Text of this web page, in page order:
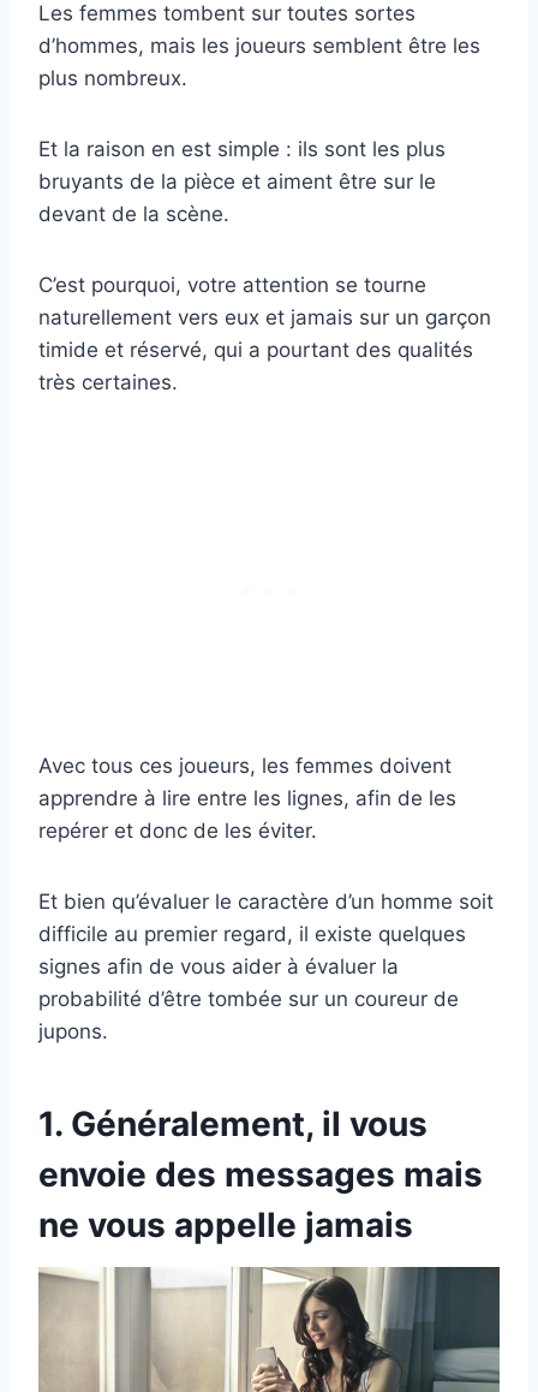
Les femmes tombent sur toutes sortes
d’hommes, mais les joueurs semblent être les
plus nombreux.
Et la raison en est simple : ils sont les plus
bruyants de la pièce et aiment être sur le
devant de la scène.
C’est pourquoi, votre attention se tourne
naturellement vers eux et jamais sur un garçon
timide et réservé, qui a pourtant des qualités
très certaines.
Avec tous ces joueurs, les femmes doivent
apprendre à lire entre les lignes, afin de les
repérer et donc de les éviter.
Et bien qu’évaluer le caractère d’un homme soit
difficile au premier regard, il existe quelques
signes afin de vous aider à évaluer la
probabilité d’être tombée sur un coureur de
jupons.
1. Généralement, il vous
envoie des messages mais
ne vous appelle jamais